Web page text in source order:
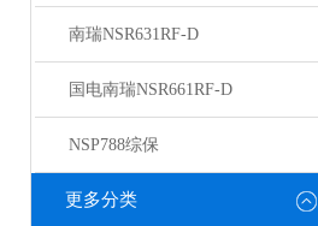
南瑞NSR631RF-D
国电南瑞NSR661RF-D
NSP788综保
更多分类